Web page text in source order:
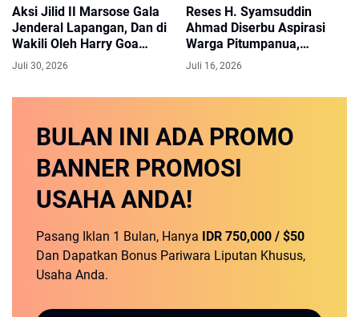
Aksi Jilid II Marsose Gala
Jenderal Lapangan, Dan di
Wakili Oleh Harry Goa
Sebagai Pembaca Narasi di
Juli 30, 2026
Reses H. Syamsuddin
Ahmad Diserbu Aspirasi
Warga Pitumpanua,
Infrastruktur hingga Listrik
Juli 16, 2026
BULAN INI ADA PROMO
BANNER PROMOSI
USAHA ANDA!
Pasang Iklan 1 Bulan, Hanya
IDR 750,000 / $50
Dan Dapatkan Bonus Pariwara Liputan Khusus,
Usaha Anda.